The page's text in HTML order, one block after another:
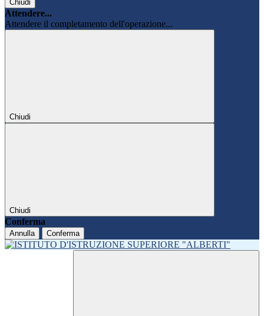
Chiudi
Attendere...
Attendere il completamento dell'operazione...
Chiudi
Chiudi
Conferma
Annulla Conferma